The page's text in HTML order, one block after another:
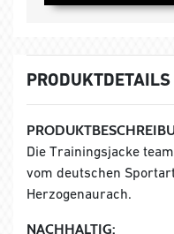
PRODUKTDETAILS
Die Trainingsjacke
vom deutschen
Herzogenaurach.
NACHHALTIG: